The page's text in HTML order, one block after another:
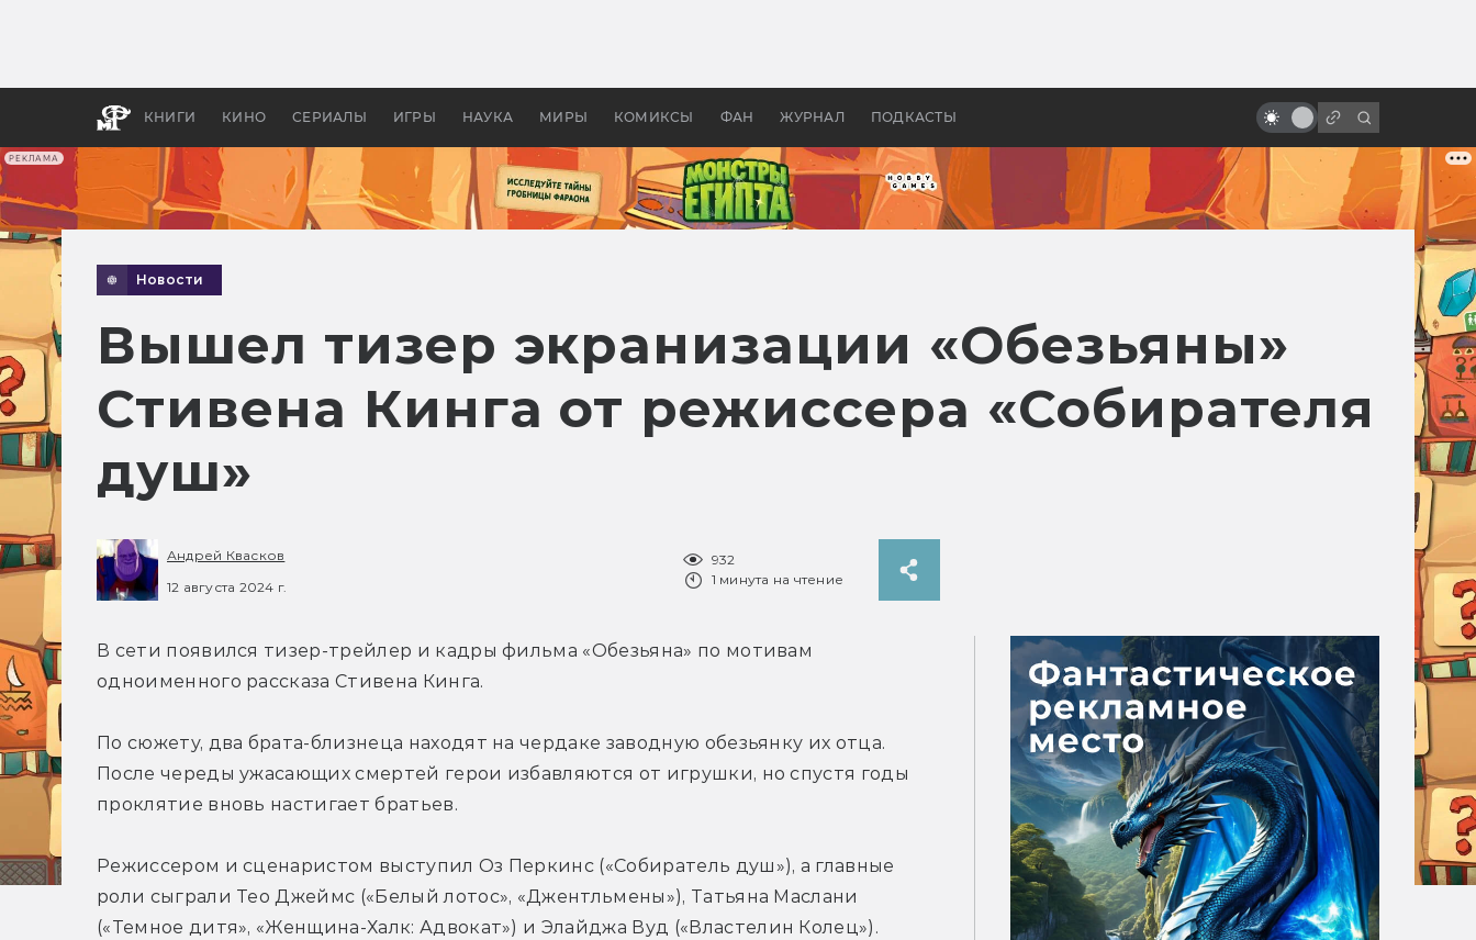
РЕКЛАМА
КНИГИ КИНО СЕРИАЛЫ ИГРЫ НАУКА МИРЫ КОМИКСЫ ФАН ЖУРНАЛ ПОДКАСТЫ
апокалипсис, в России —
бы «Властелина колец»
открылась дверь в Средиземье
Новости
Вышел тизер экранизации «Обезьяны»
Стивена Кинга от режиссера «Собирателя
душ»
Андрей Квасков
12 августа 2024 г.
932
1 минута на чтение
В сети появился тизер-трейлер и кадры фильма «Обезьяна» по мотивам
одноименного рассказа Стивена Кинга.
По сюжету, два брата-близнеца находят на чердаке заводную обезьянку их отца.
После череды ужасающих смертей герои избавляются от игрушки, но спустя годы
проклятие вновь настигает братьев.
Режиссером и сценаристом выступил Оз Перкинс («Собиратель душ»), а главные
(«Темное дитя», «Женщина-Халк: Адвокат») и Элайджа Вуд («Властелин Колец»).